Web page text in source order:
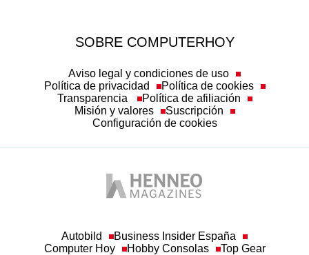
SOBRE COMPUTERHOY
Aviso legal y condiciones de uso
Política de privacidad
Política de cookies
Transparencia
Política de afiliación
Misión y valores
Suscripción
Configuración de cookies
Autobild
Business Insider España
Computer Hoy
Hobby Consolas Top Gear